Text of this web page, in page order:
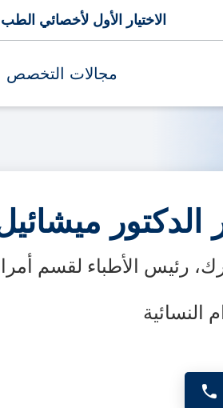
الاختيار الأول لأخصائي الطب
مجالات التخصص
الدكتور
رئيس الأطباء لقسم
النسائية